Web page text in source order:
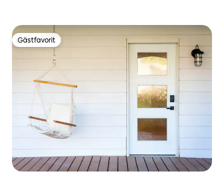
Gästfavorit
Gästfavorit